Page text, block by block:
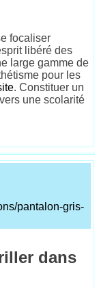
focaliser
libéré des
large gamme de
pour les
. Constituer un
une scolarité
pantalon-gris-
dans